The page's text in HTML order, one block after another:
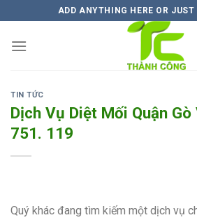
to
content
ADD ANYTHING HERE OR
TIN TỨC
Dịch Vụ Diệt Mối Quận
751. 119
Quý khác đang tìm kiếm một dịch vụ